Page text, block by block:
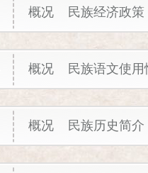
概况 民族经济政策
概况 民族语文使用
概况 民族历史简介